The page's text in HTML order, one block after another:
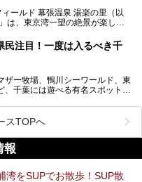
】
品のPRレポート記事です。
ールド 幕張温泉 湯楽の里（以
は、東京湾一望の絶景が楽しめ
、サウナ、岩盤浴のほか、高濃度
処や食事処、展望抜群の屋上ま
楽しめます。
でも、特におススメしたい3つの
お届けします。読めばきっと、行
民注目！一度は入るべき千
ザー牧場、鴨川シーワールド、東
千葉には遊べる有名スポットが
、つい最近まで千葉在住だった私
べき千葉の温泉・スパ34選をま
スTOPへ
報
湾をSUPでお散歩！SUP散